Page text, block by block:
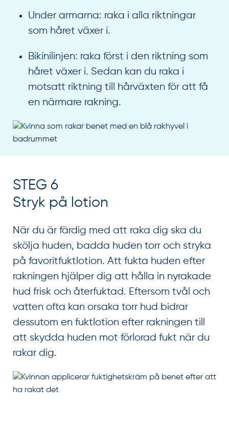
Under armarna: raka i alla riktningar
som håret växer i.
Bikinilinjen: raka först i den riktning som
håret växer i. Sedan kan du raka i
motsatt riktning till hårväxten för att få
en närmare rakning.
STEG 6
Stryk på lotion
När du är färdig med att raka dig ska du
skölja huden, badda huden torr och stryka
på favoritfuktlotion. Att fukta huden efter
rakningen hjälper dig att hålla in nyrakade
hud frisk och återfuktad. Eftersom tvål och
vatten ofta kan orsaka torr hud bidrar
dessutom en fuktlotion efter rakningen till
att skydda huden mot förlorad fukt när du
rakar dig.